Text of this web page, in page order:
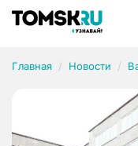
Главная Новости